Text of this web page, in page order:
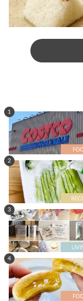
1
2
3
4